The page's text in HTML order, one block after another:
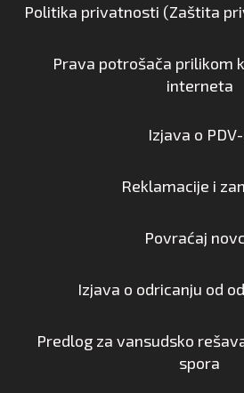
Politika privatnosti (Zaštita
Prava potrošača prilikom
interneta
Izjava o
Reklamacije i
Povraćaj
Izjava o odricanju od
Predlog za vansudsko
spora